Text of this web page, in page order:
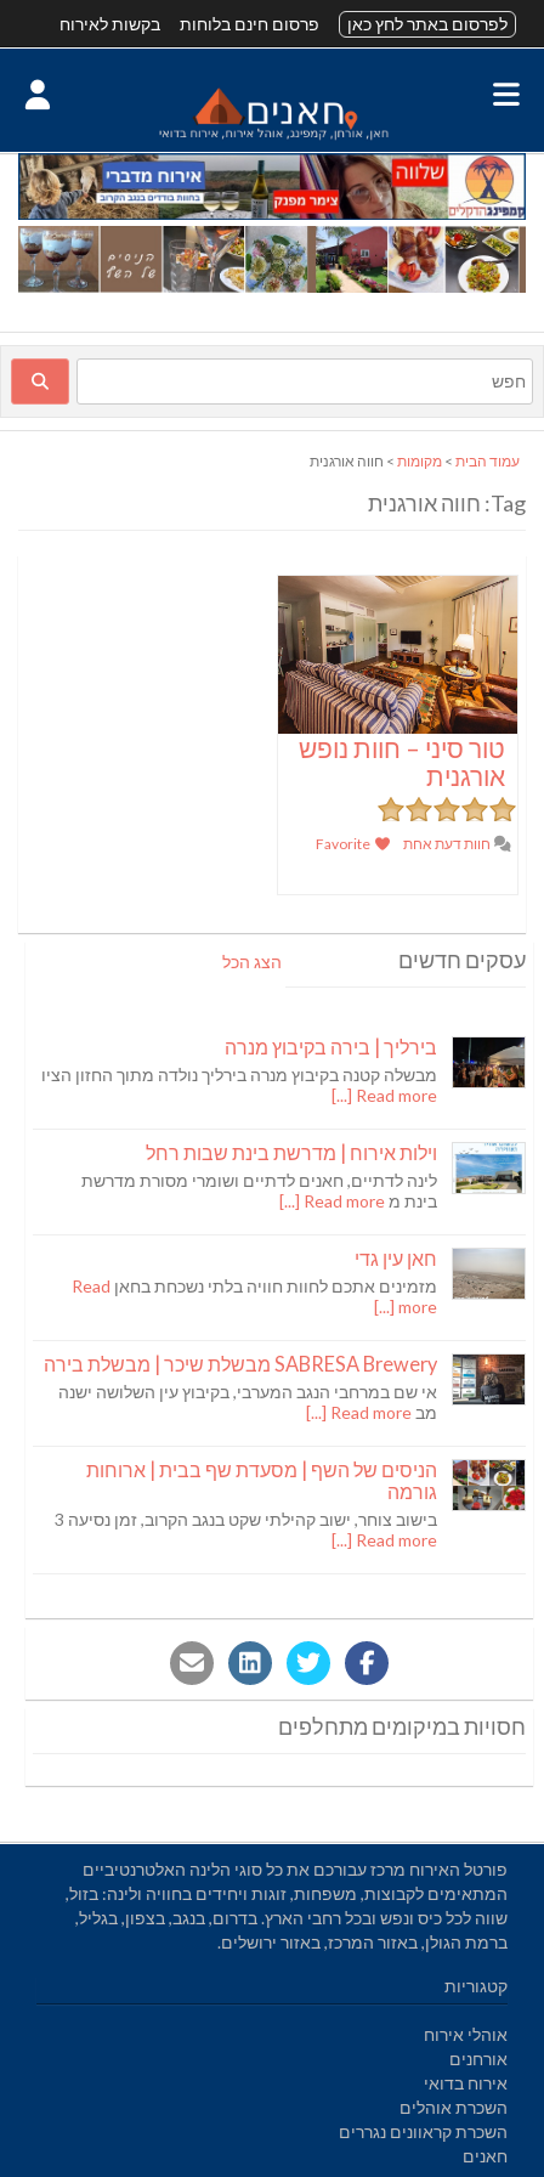
לפרסום באתר לחץ כאן פרסום חינם בלוחות בקשות לאירוח
עמוד הבית > מקומות > חווה אורגנית
Tag: חווה אורגנית
טור סיני – חוות נופש
אורגנית
חוות דעת אחת
עסקים חדשים הצג הכל
בירליך | בירה בקיבוץ מנרה
מבשלה קטנה בקיבוץ מנרה בירליך נולדה מתוך החזון הציו
Read more [...]
וילות אירוח | מדרשת בינת שבות רחל
לינה לדתיים, חאנים לדתיים ושומרי מסורת מדרשת
בינת מRead more [...]
חאן עין גדי
מזמינים אתכם לחוות חוויה בלתי נשכחת בחאן Read
more [...]
SABRESA Brewery מבשלת שיכר | מבשלת בירה
אי שם במרחבי הנגב המערבי, בקיבוץ עין השלושה ישנה
מב Read more [...]
הניסים של השף | מסעדת שף בבית | ארוחות
גורמה
בישוב צוחר, ישוב קהילתי שקט בנגב הקרוב, זמן נסיעה 3
Read more [...]
חסויות במיקומים מתחלפים
פורטל האירוח מרכז עבורכם את כל סוגי הלינה האלטרנטיביים
המתאימים לקבוצות, משפחות, זוגות ויחידים בחוויה ולינה: בזול,
שווה לכל כיס ונפש ובכל רחבי הארץ. בדרום, בנגב, בצפון, בגליל,
ברמת הגולן, באזור המרכז, באזור ירושלים.
קטגוריות
אוהלי אירוח
אורחנים
אירוח בדואי
השכרת אוהלים
השכרת קראוונים נגררים
חאנים